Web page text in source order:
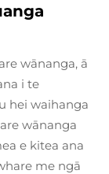
wānanga, ā
i te
hei waihanga
wānanga
e kitea ana
me ngā